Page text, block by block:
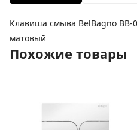
Клавиша смыва BelBagno BB-
матовый
Похожие товары